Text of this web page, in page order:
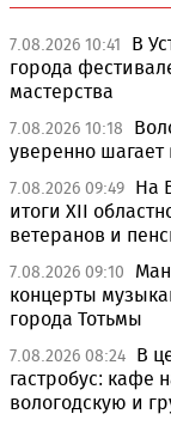
7.08.2026 10:41
В
города
мастерства
7.08.2026 10:18
уверенно
7.08.2026 09:49 На
итоги XII
ветеранов и
7.08.2026 09:10
концерты
города Тотьмы
7.08.2026 08:24 В
гастробус: кафе
вологодскую и